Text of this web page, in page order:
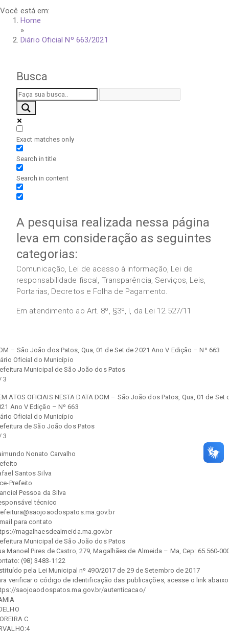
Você está em:
Home
»
Diário Oficial Nº 663/2021
Busca
Exact matches only
Search in title
Search in content
A pesquisa realizada nessa página
leva em consideração as seguintes
categorias:
Comunicação, Lei de acesso à informação, Lei de
responsabilidade fiscal, Transparência, Serviços, Leis,
Portarias, Decretos e Folha de Pagamento.
Em atendimento ao Art. 8º, §3º, I, da Lei 12.527/11
– São João dos Patos, Qua, 01 de Set de 2021 Ano V Edição – Nº 663
Oficial do Município
Municipal de São João dos Patos
3
ATOS OFICIAIS NESTA DATA DOM – São João dos Patos, Qua, 01 de Set
Ano V Edição – Nº 663
Oficial do Município
de São João dos Patos
3
Nonato Carvalho
Santos Silva
Prefeito
Pessoa da Silva
técnico
para contato
magalhaesdealmeida.ma.gov.br
Municipal de São João dos Patos
Manoel Pires de Castro, 279, Magalhães de Almeida – Ma, Cep: 65.560-
(98) 3483-1122
pela Lei Municipal nº 490/2017 de 29 de Setembro de 2017
verificar o código de identificação das publicações, acesse o link
saojoaodospatos.ma.gov.br/autenticacao/
C